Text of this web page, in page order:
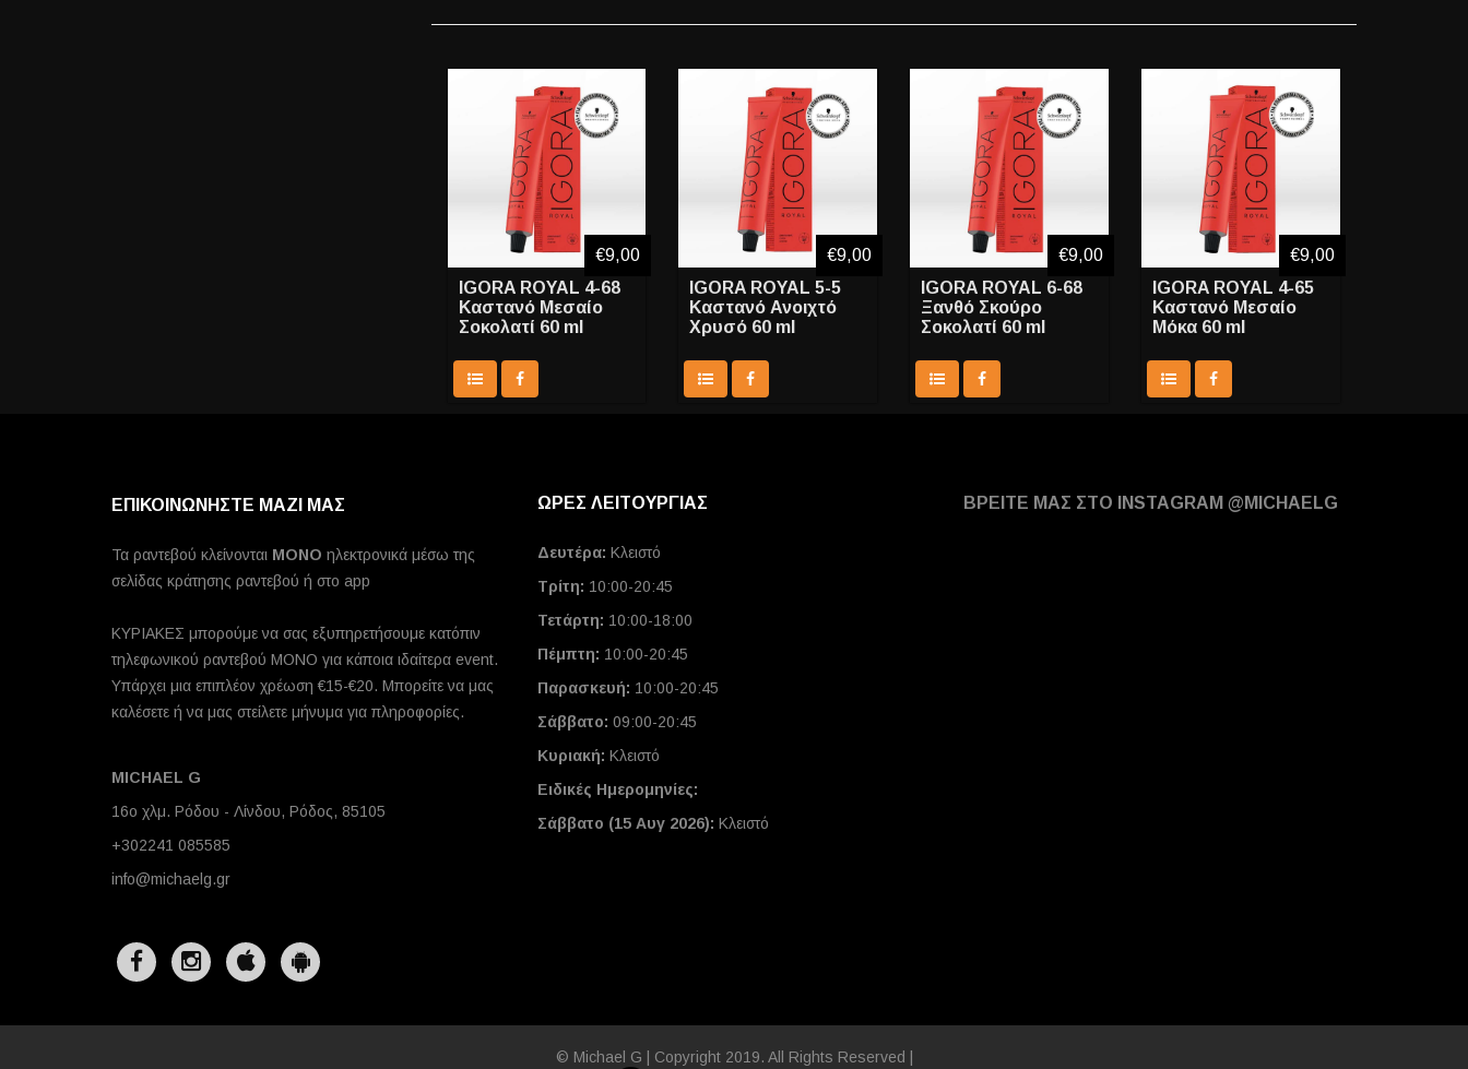
IGORA ROYAL 4-68
Καστανό Μεσαίο
Σοκολατί 60 ml
€9,00
IGORA ROYAL 5-5
Καστανό Ανοιχτό
Χρυσό 60 ml
€9,00
IGORA ROYAL 6-68
Ξανθό Σκούρο
Σοκολατί 60 ml
€9,00
IGORA ROYAL 4-65
Καστανό Μεσαίο
Μόκα 60 ml
€9,00
ΕΠΙΚΟΙΝΩΝΗΣΤΕ ΜΑΖΙ ΜΑΣ
Τα ραντεβού κλείνονται MONO ηλεκτρονικά μέσω της
σελίδας κράτησης ραντεβού ή στο app
ΚΥΡΙΑΚΕΣ μπορούμε να σας εξυπηρετήσουμε κατόπιν
τηλεφωνικού ραντεβού ΜΟΝΟ για κάποια ιδαίτερα event.
Υπάρχει μια επιπλέον χρέωση €15-€20. Μπορείτε να μας
καλέσετε ή να μας στείλετε μήνυμα για πληροφορίες.
MICHAEL G
16ο χλμ. Ρόδου - Λίνδου, Ρόδος, 85105
+302241 085585
info@michaelg.gr
ΩΡΕΣ ΛΕΙΤΟΥΡΓΙΑΣ
Δευτέρα: Κλειστό
Τρίτη: 10:00-20:45
Τετάρτη: 10:00-18:00
Πέμπτη: 10:00-20:45
Παρασκευή: 10:00-20:45
Σάββατο: 09:00-20:45
Κυριακή: Κλειστό
Ειδικές Ημερομηνίες:
Σάββατο (15 Αυγ 2026): Κλειστό
ΒΡΕΙΤΕ ΜΑΣ ΣΤΟ INSTAGRAM @MICHAELG
© Michael G | Copyright 2019. All Rights Reserved |